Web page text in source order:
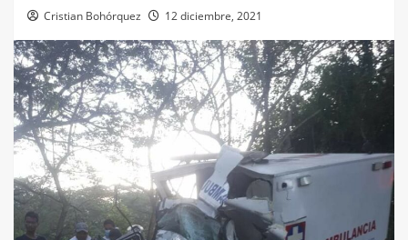
Cristian Bohórquez 12 diciembre, 2021